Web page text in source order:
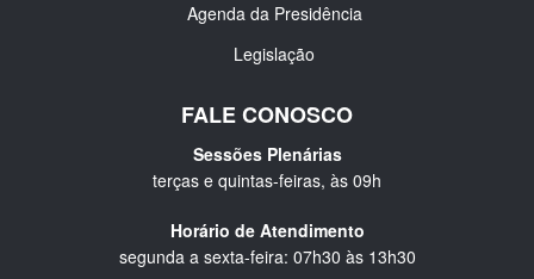
Agenda da Presidência
Legislação
FALE CONOSCO
Sessões Plenárias
terças e quintas-feiras, às 09h
Horário de Atendimento
segunda a sexta-feira: 07h30 às 13h30